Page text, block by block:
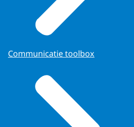
Communicatie toolbox